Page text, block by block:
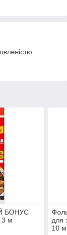
БОНУС
3 м
для
10 м